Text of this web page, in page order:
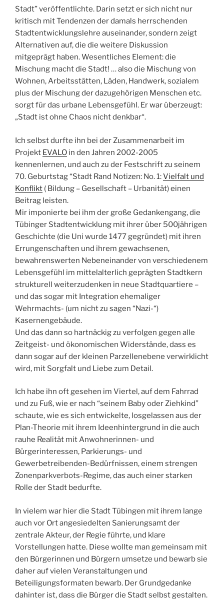
Stadt” veröffentlichte. Darin setzt er sich nicht nur
kritisch mit Tendenzen der damals herrschenden
Stadtentwicklungslehre auseinander, sondern zeigt
Alternativen auf, die die weitere Diskussion
mitgeprägt haben. Wesentliches Element: die
Mischung macht die Stadt! … also die Mischung von
Wohnen, Arbeitsstätten, Läden, Handwerk, sozialem
plus der Mischung der dazugehörigen Menschen etc.
sorgt für das urbane Lebensgefühl. Er war überzeugt:
„Stadt ist ohne Chaos nicht denkbar“.
Ich selbst durfte ihn bei der Zusammenarbeit im
Projekt EVALO in den Jahren 2002-2005
kennenlernen, und auch zu der Festschrift zu seinem
70. Geburtstag “Stadt Rand Notizen: No. 1:Vielfalt und
Konflikt ( Bildung – Gesellschaft – Urbanität) einen
Beitrag leisten.
Mir imponierte bei ihm der große Gedankengang, die
Tübinger Stadtentwicklung mit ihrer über 500jährigen
Geschichte (die Uni wurde 1477 gegründet) mit ihren
Errungenschaften und ihrem gewachsenen,
bewahrenswerten Nebeneinander von verschiedenem
Lebensgefühl im mittelalterlich geprägten Stadtkern
strukturell weiterzudenken in neue Stadtquartiere –
und das sogar mit Integration ehemaliger
Wehrmachts- (um nicht zu sagen “Nazi-“)
Kasernengebäude.
Und das dann so hartnäckig zu verfolgen gegen alle
Zeitgeist- und ökonomischen Widerstände, dass es
dann sogar auf der kleinen Parzellenebene verwirklicht
wird, mit Sorgfalt und Liebe zum Detail.
Ich habe ihn oft gesehen im Viertel, auf dem Fahrrad
und zu Fuß, wie er nach “seinem Baby oder Ziehkind”
schaute, wie es sich entwickelte, losgelassen aus der
Plan-Theorie mit ihrem Ideenhintergrund in die auch
rauhe Realität mit Anwohnerinnen- und
Bürgerinteressen, Parkierungs- und
Gewerbetreibenden-Bedürfnissen, einem strengen
Zonenparkverbots-Regime, das auch einer starken
Rolle der Stadt bedurfte.
In vielem war hier die Stadt Tübingen mit ihrem lange
auch vor Ort angesiedelten Sanierungsamt der
zentrale Akteur, der Regie führte, und klare
Vorstellungen hatte. Diese wollte man gemeinsam mit
den Bürgerinnen und Bürgern umsetze und bewarb sie
daher auf vielen Veranstaltungen und
Beteiligungsformaten bewarb. Der Grundgedanke
dahinter ist, dass die Bürger die Stadt selbst gestalten.